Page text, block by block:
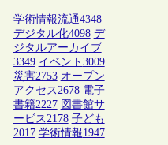
学術情報流通4348
デジタル化4098 デ
ジタルアーカイブ
3349 イベント 3009
災害2753 オープン
アクセス2678 電子
書籍2227 図書館サ
ービス2178 子ども
2017 学術情報1947